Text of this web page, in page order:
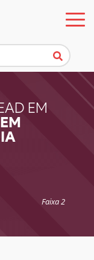
EM
Faixa 2